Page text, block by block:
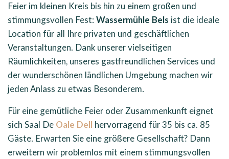
Feier im kleinen Kreis bis hin zu einem großen und
stimmungsvollen Fest: Wassermühle Bels ist die ideale
Location für all Ihre privaten und geschäftlichen
Veranstaltungen. Dank unserer vielseitigen
Räumlichkeiten, unseres gastfreundlichen Services und
der wunderschönen ländlichen Umgebung machen wir
jeden Anlass zu etwas Besonderem.
Für eine gemütliche Feier oder Zusammenkunft eignet
sich Saal De Oale Dell hervorragend für 35 bis ca. 85
Gäste. Erwarten Sie eine größere Gesellschaft? Dann
erweitern wir problemlos mit einem stimmungsvollen